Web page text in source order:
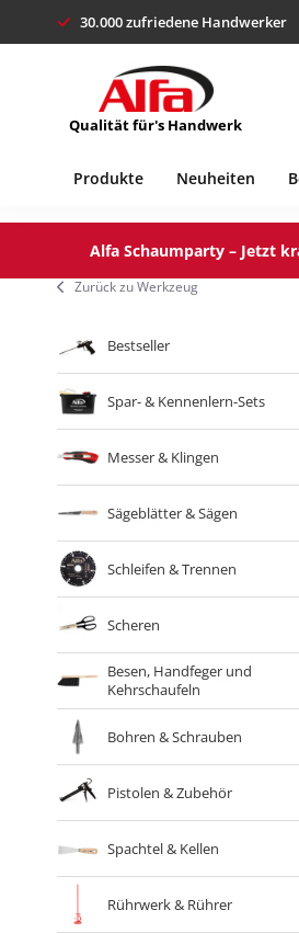
30.000 zufriedene Handwerker
Qualität für's Handwerk
Produkte Neuheiten
Alfa Schaumparty – Jetzt
Zurück zu Werkzeug
Bestseller
Spar- & Kennenlern-Sets
Messer & Klingen
Sägeblätter & Sägen
Schleifen & Trennen
Scheren
Besen, Handfeger und
Kehrschaufeln
Bohren & Schrauben
Pistolen & Zubehör
Spachtel & Kellen
Rührwerk & Rührer